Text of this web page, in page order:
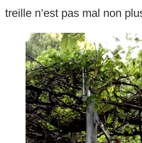
treille n’est pas mal non